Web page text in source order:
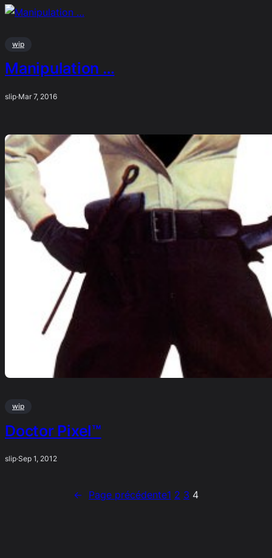
wip
Manipulation …
slip·Mar 7, 2016
wip
Doctor Pixel™
slip·Sep 1, 2012
← Page précédente1 2 3 4